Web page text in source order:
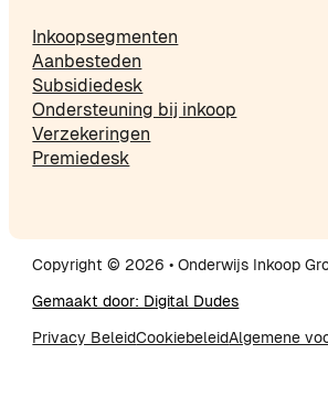
Inkoopsegmenten
Aanbesteden
Subsidiedesk
Ondersteuning bij inkoop
Verzekeringen
Premiedesk
Copyright © 2026 • Onderwijs Inkoop
Gemaakt door: Digital Dudes
Privacy BeleidCookiebeleidAlgemene